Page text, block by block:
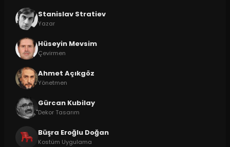
Stanislav Stratiev
Yazar
Hüseyin Mevsim
Çevirmen
Ahmet Açıkgöz
Yönetmen
Gürcan Kubilay
Dekor Tasarım
Büşra Eroğlu Doğan
Kostüm Uygulama